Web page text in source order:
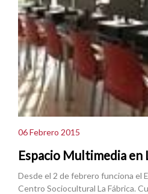
06 Febrero 2015
Espacio Multimedia en
Desde el 2 de febrero funciona el
Centro Sociocultural La Fábrica.